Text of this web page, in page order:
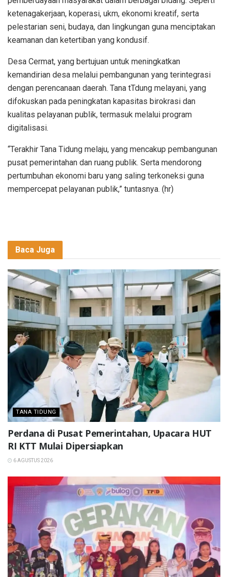
ketenagakerjaan, koperasi, ukm, ekonomi kreatif, serta
pelestarian seni, budaya, dan lingkungan guna menciptakan
keamanan dan ketertiban yang kondusif.
Desa Cermat, yang bertujuan untuk meningkatkan
kemandirian desa melalui pembangunan yang terintegrasi
dengan perencanaan daerah. Tana tTdung melayani, yang
difokuskan pada peningkatan kapasitas birokrasi dan
kualitas pelayanan publik, termasuk melalui program
digitalisasi.
“Terakhir Tana Tidung melaju, yang mencakup pembangunan
pusat pemerintahan dan ruang publik. Serta mendorong
pertumbuhan ekonomi baru yang saling terkoneksi guna
mempercepat pelayanan publik,” tuntasnya. (hr)
Baca Juga
TANA TIDUNG
Perdana di Pusat Pemerintahan, Upacara HUT
RI KTT Mulai Dipersiapkan
6 AGUSTUS 2026